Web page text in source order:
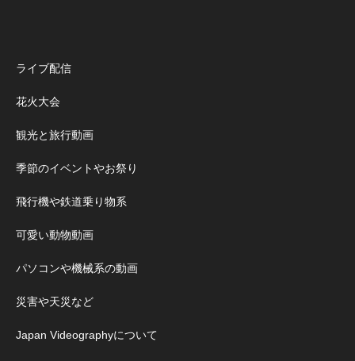
ライブ配信
花火大会
観光と旅行動画
季節のイベントやお祭り
飛行機や鉄道乗り物系
可愛い動物動画
パソコンや機械系の動画
災害や天災など
Japan Videographyについて